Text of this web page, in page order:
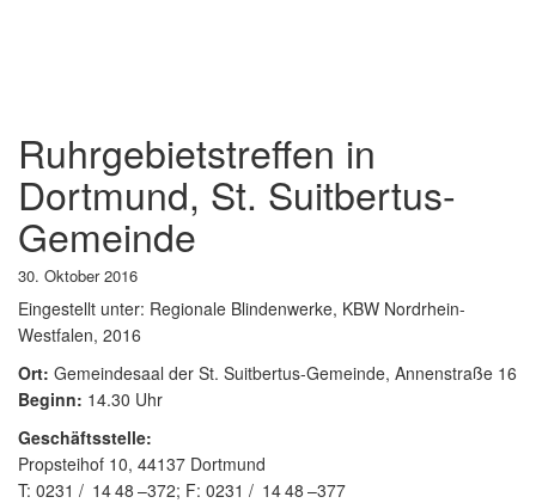
Ruhrgebietstreffen in
Dortmund, St. Suitbertus-
Gemeinde
30. Oktober 2016
Eingestellt unter: Regionale Blindenwerke, KBW Nordrhein-
Westfalen, 2016
Ort: Gemeindesaal der St. Suitbertus-Gemeinde, Annenstraße 16
Beginn: 14.30 Uhr
Geschäftsstelle:
Propsteihof 10, 44137 Dortmund
T: 0231 1448 –372; F: 0231 1448 –377